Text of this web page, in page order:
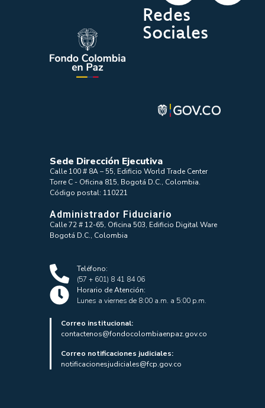
Redes
Sociales
Sede Dirección Ejecutiva
Calle 100 # 8A – 55, Edificio World Trade Center
Torre C - Oficina 815, Bogotá D.C., Colombia.
Código postal: 110221
Administrador Fiduciario
Calle 72 # 12-65, Oficina 503, Edificio Digital Ware
Bogotá D.C., Colombia
Teléfono:
(57 + 601) 8 41 84 06
Horario de Atención:
Lunes a viernes de 8:00 a.m. a 5:00 p.m.
Correo institucional:
contactenos@fondocolombiaenpaz.gov.co
Correo notificaciones judiciales:
notificacionesjudiciales@fcp.gov.co